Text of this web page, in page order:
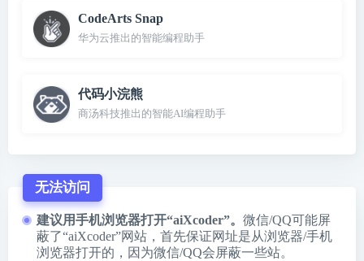
CodeArts Snap
华为云推出的智能编程助手
代码小浣熊
商汤科技推出的智能AI编程助手
无法访问
建议用手机浏览器打开“aiXcoder”。 微信/QQ可能屏
蔽了“aiXcoder”网站，首先保证网址是从浏览器/手机
浏览器打开的，因为微信/QQ会屏蔽一些站。